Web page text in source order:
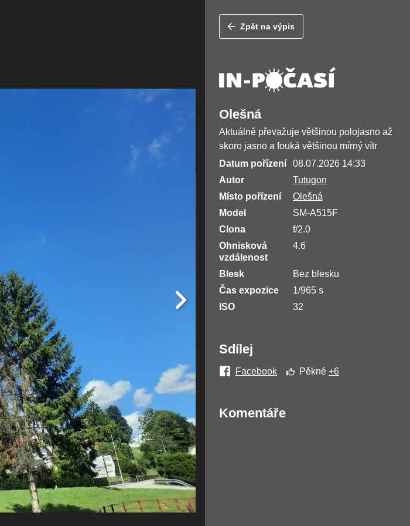
Zpět na výpis
Olešná
Aktuálně převažuje většinou polojasno až
skoro jasno a fouká většinou mírný vítr
Datum pořízení
08.07.2026 14:33
Autor
Tutugon
Místo pořízení
Olešná
Model
SM-A515F
Clona
f/2.0
Ohnisková
vzdálenost
4.6
Blesk
Bez blesku
Čas expozice
1/965 s
ISO
32
Sdílej
Facebook Pěkné +6
Komentáře